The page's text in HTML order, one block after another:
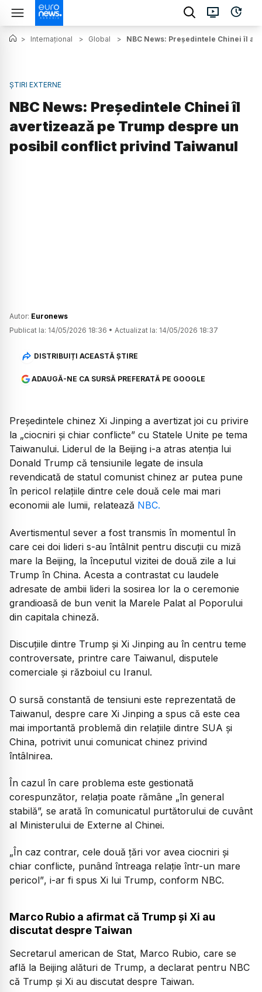
> Internațional > Global > NBC News: Președintele Chinei îl
ȘTIRI EXTERNE
NBC News: Președintele Chinei îl
avertizează pe Trump despre un
posibil conflict privind Taiwanul
Autor: Euronews
Publicat la: 14/05/2026 18:36 • Actualizat la: 14/05/2026 18:37
DISTRIBUIȚI ACEASTĂ ȘTIRE
ADAUGĂ-NE CA SURSĂ PREFERATĂ PE GOOGLE
Președintele chinez Xi Jinping a avertizat joi cu privire
la „ciocniri și chiar conflicte” cu Statele Unite pe tema
Taiwanului. Liderul de la Beijing i-a atras atenția lui
Donald Trump că tensiunile legate de insula
revendicată de statul comunist chinez ar putea pune
în pericol relațiile dintre cele două cele mai mari
economii ale lumii, relatează NBC.
Avertismentul sever a fost transmis în momentul în
care cei doi lideri s-au întâlnit pentru discuții cu miză
mare la Beijing, la începutul vizitei de două zile a lui
Trump în China. Acesta a contrastat cu laudele
adresate de ambii lideri la sosirea lor la o ceremonie
grandioasă de bun venit la Marele Palat al Poporului
din capitala chineză.
Discuțiile dintre Trump și Xi Jinping au în centru teme
controversate, printre care Taiwanul, disputele
comerciale și războiul cu Iranul.
O sursă constantă de tensiuni este reprezentată de
Taiwanul, despre care Xi Jinping a spus că este cea
mai importantă problemă din relațiile dintre SUA și
China, potrivit unui comunicat chinez privind
întâlnirea.
În cazul în care problema este gestionată
corespunzător, relația poate rămâne „în general
stabilă”, se arată în comunicatul purtătorului de cuvânt
al Ministerului de Externe al Chinei.
„În caz contrar, cele două țări vor avea ciocniri și
chiar conflicte, punând întreaga relație într-un mare
pericol”, i-ar fi spus Xi lui Trump, conform NBC.
Marco Rubio a afirmat că Trump și Xi au
discutat despre Taiwan
Secretarul american de Stat, Marco Rubio, care se
află la Beijing alături de Trump, a declarat pentru NBC
că Trump și Xi au discutat despre Taiwan.